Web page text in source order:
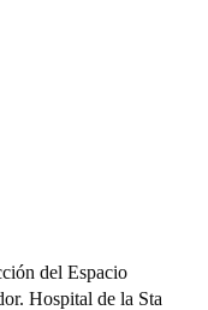
del Espacio
Hospital de la Sta